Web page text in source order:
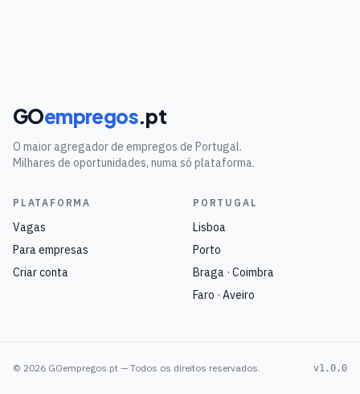
GOempregos.pt
O maior agregador de empregos de Portugal.
Milhares de oportunidades, numa só plataforma.
PLATAFORMA
Vagas
Para empresas
Criar conta
PORTUGAL
Lisboa
Porto
Braga · Coimbra
Faro · Aveiro
© 2026 GOempregos.pt — Todos os direitos reservados. v1.0.0